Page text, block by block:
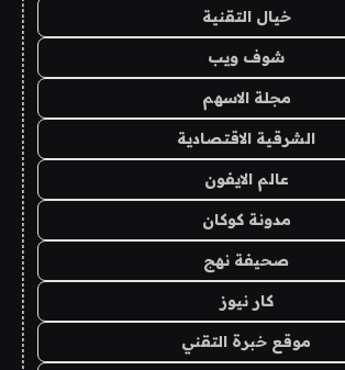
خيال التقنية
شوف ويب
مجلة الاسهم
الشرقية الاقتصادية
عالم الايفون
مدونة كوكان
صحيفة نهج
كار نيوز
موقع خبرة التقني